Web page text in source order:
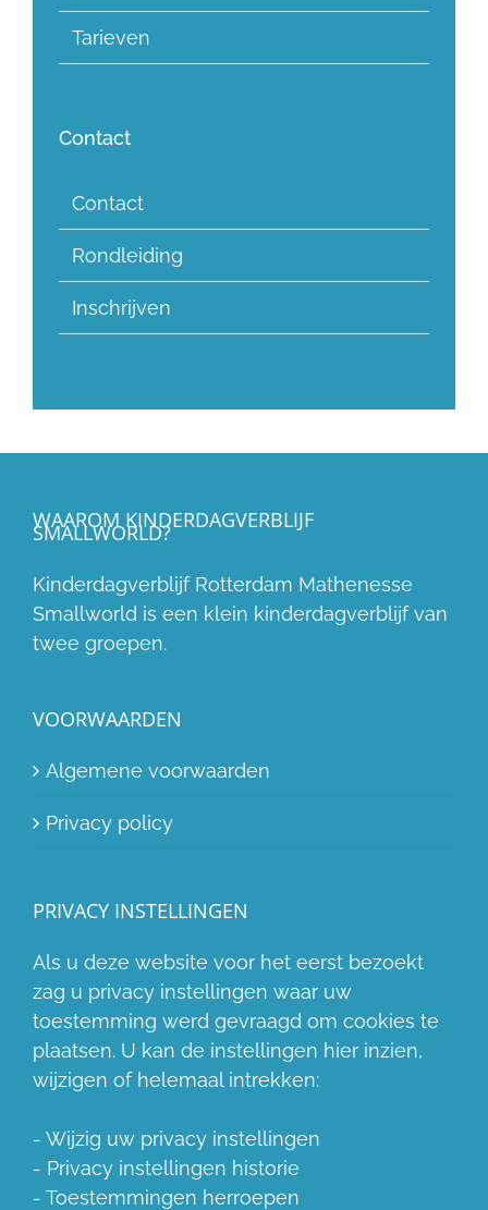
Tarieven
Contact
Contact
Rondleiding
Inschrijven
WAAROM KINDERDAGVERBLIJF
SMALLWORLD?
Kinderdagverblijf Rotterdam Mathenesse
Smallworld is een klein kinderdagverblijf van
twee groepen.
VOORWAARDEN
Algemene voorwaarden
Privacy policy
PRIVACY INSTELLINGEN
Als u deze website voor het eerst bezoekt
zag u privacy instellingen waar uw
toestemming werd gevraagd om cookies te
plaatsen. U kan de instellingen hier inzien,
wijzigen of helemaal intrekken:
- Wijzig uw privacy instellingen
- Privacy instellingen historie
- Toestemmingen herroepen